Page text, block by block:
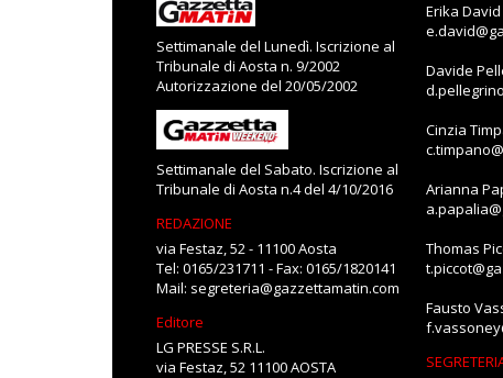
Settimanale del Lunedì. Iscrizione al
Tribunale di Aosta n. 9/2002
Autorizzazione del 20/05/2002
Settimanale del Sabato. Iscrizione al
Tribunale di Aosta n.4 del 4/10/2016
REDAZIONE
via Festaz, 52 - 11100 Aosta
Tel: 0165/231711 - Fax: 0165/1820141
Mail: segreteria@gazzettamatin.com
Editore
LG PRESSE S.R.L.
via Festaz, 52 11100 AOSTA
Erika David
Davide
Cinzia
Arianna
Thomas
Fausto